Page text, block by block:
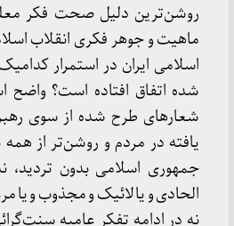
روشن‌ترین دلیل صحت فکر
ماهیت و جوهر فکری انقلاب
اسلامی ایران در استمرار
شده اتفاق افتاده است؟ واضح
شعارهای طرح شده از سوی
یافته در مردم و روشن‌تر از
جمهوری اسلامی بدون
الحادی و یا لائیک و مجذوب و یا
نه در ادامه تفکر عامیه